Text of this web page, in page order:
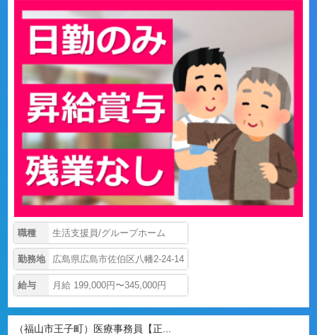
職種 生活支援員/グループホーム
勤務地 広島県広島市佐伯区八幡2-24-14
給与 月給 199,000円〜345,000円
（福山市王子町）医療事務員【正...